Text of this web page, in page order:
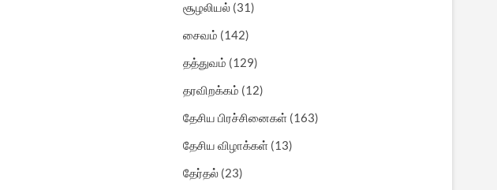
சூழலியல் (31)
சைவம் (142)
தத்துவம் (129)
தரவிறக்கம் (12)
தேசிய பிரச்சினைகள் (163)
தேசிய விழாக்கள் (13)
தேர்தல் (23)